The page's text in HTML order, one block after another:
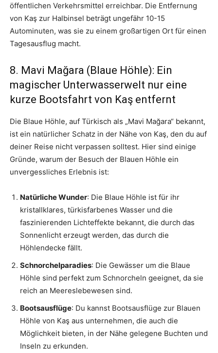
öffentlichen Verkehrsmittel erreichbar. Die Entfernung
von Kaş zur Halbinsel beträgt ungefähr 10-15
Autominuten, was sie zu einem großartigen Ort für einen
Tagesausflug macht.
8. Mavi Mağara (Blaue Höhle): Ein
magischer Unterwasserwelt nur eine
kurze Bootsfahrt von Kaş entfernt
Die Blaue Höhle, auf Türkisch als „Mavi Mağara“ bekannt,
ist ein natürlicher Schatz in der Nähe von Kaş, den du auf
deiner Reise nicht verpassen solltest. Hier sind einige
Gründe, warum der Besuch der Blauen Höhle ein
unvergessliches Erlebnis ist:
Natürliche Wunder: Die Blaue Höhle ist für ihr
kristallklares, türkisfarbenes Wasser und die
faszinierenden Lichteffekte bekannt, die durch das
Sonnenlicht erzeugt werden, das durch die
Höhlendecke fällt.
Schnorchelparadies: Die Gewässer um die Blaue
Höhle sind perfekt zum Schnorcheln geeignet, da sie
reich an Meereslebewesen sind.
Bootsausflüge: Du kannst Bootsausflüge zur Blauen
Höhle von Kaş aus unternehmen, die auch die
Möglichkeit bieten, in der Nähe gelegene Buchten und
Inseln zu erkunden.